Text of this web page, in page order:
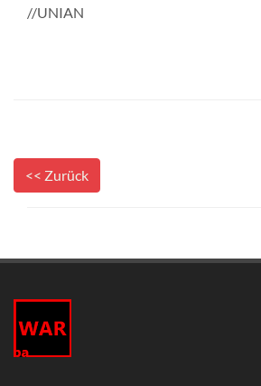
//UNIAN
<< Zurück